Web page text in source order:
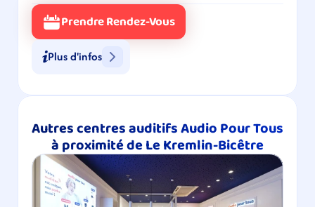
Prendre Rendez-Vous
Plus d'infos
Autres centres auditifs Audio Pour Tous
à proximité de Le Kremlin-Bicêtre